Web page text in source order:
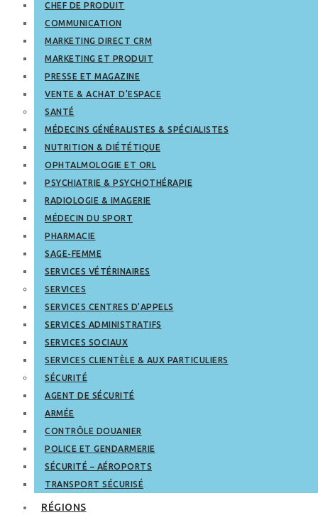
CHEF DE PRODUIT
COMMUNICATION
MARKETING DIRECT CRM
MARKETING ET PRODUIT
PRESSE ET MAGAZINE
VENTE & ACHAT D’ESPACE
SANTÉ
MÉDECINS GÉNÉRALISTES & SPÉCIALISTES
NUTRITION & DIÉTÉTIQUE
OPHTALMOLOGIE ET ORL
PSYCHIATRIE & PSYCHOTHÉRAPIE
RADIOLOGIE & IMAGERIE
MÉDECIN DU SPORT
PHARMACIE
SAGE-FEMME
SERVICES VÉTÉRINAIRES
SERVICES
SERVICES CENTRES D’APPELS
SERVICES ADMINISTRATIFS
SERVICES SOCIAUX
SERVICES CLIENTÈLE & AUX PARTICULIERS
SÉCURITÉ
AGENT DE SÉCURITÉ
ARMÉE
CONTRÔLE DOUANIER
POLICE ET GENDARMERIE
SÉCURITÉ – AÉROPORTS
TRANSPORT SÉCURISÉ
RÉGIONS